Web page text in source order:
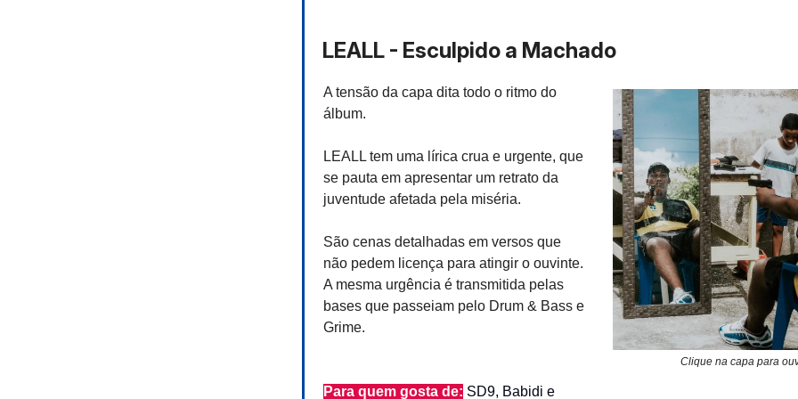
LEALL - Esculpido a Machado
A tensão da capa dita todo o ritmo do
álbum.
LEALL tem uma lírica crua e urgente, que
se pauta em apresentar um retrato da
juventude afetada pela miséria.
São cenas detalhadas em versos que
não pedem licença para atingir o ouvinte.
A mesma urgência é transmitida pelas
bases que passeiam pelo Drum & Bass e
Grime.
Para quem gosta de: SD9, Babidi e
Clique na capa para